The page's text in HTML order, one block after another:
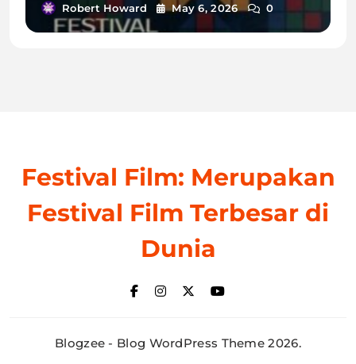
Robert Howard May 6, 2026 0
Festival Film: Merupakan
Festival Film Terbesar di
Dunia
Blogzee - Blog WordPress Theme 2026.